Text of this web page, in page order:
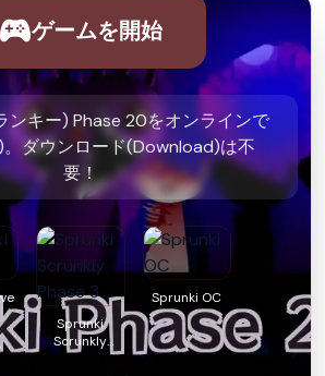
ゲームを開始
ンキー) Phase 20をオンラインで
。ダウンロード(Download)は不
要！
Sprunki
Scrunkly
Phase 3
Sprunki OC